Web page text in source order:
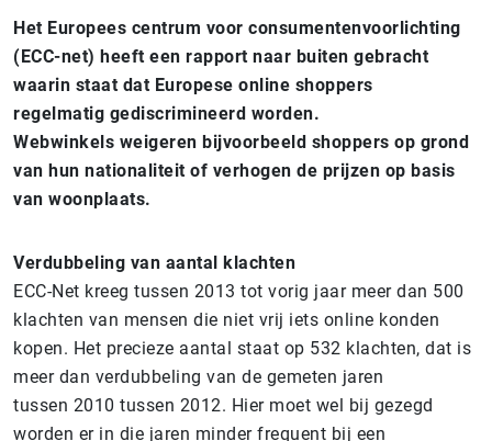
Het Europees centrum voor consumentenvoorlichting
(ECC-net) heeft een rapport naar buiten gebracht
waarin staat dat Europese online shoppers
regelmatig gediscrimineerd worden.
Webwinkels weigeren bijvoorbeeld shoppers op grond
van hun nationaliteit of verhogen de prijzen op basis
van woonplaats.
Verdubbeling van aantal klachten
ECC-Net kreeg tussen 2013 tot vorig jaar meer dan 500
klachten van mensen die niet vrij iets online konden
kopen. Het precieze aantal staat op 532 klachten, dat is
meer dan verdubbeling van de gemeten jaren
tussen 2010 tussen 2012. Hier moet wel bij gezegd
worden er in die jaren minder frequent bij een